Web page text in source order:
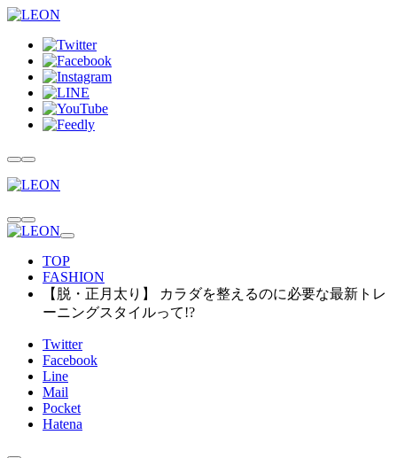
TOP
FASHION
【脱・正月太り】 カラダを整えるのに必要な最新トレ
ーニングスタイルって!?
Twitter
Facebook
Line
Mail
Pocket
Hatena